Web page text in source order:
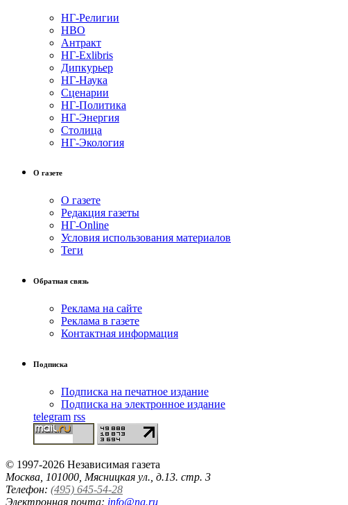
НГ-Религии
НВО
Антракт
НГ-Exlibris
Дипкурьер
НГ-Наука
Сценарии
НГ-Политика
НГ-Энергия
Столица
НГ-Экология
О газете
О газете
Редакция газеты
НГ-Online
Условия использования материалов
Теги
Обратная связь
Реклама на сайте
Реклама в газете
Контактная информация
Подписка
Подписка на печатное издание
Подписка на электронное издание
telegram rss
© 1997-2026 Независимая газета
Москва, 101000, Мясницкая ул., д.13. стр. 3
Телефон: (495) 645-54-28
Электронная почта: info@ng.ru